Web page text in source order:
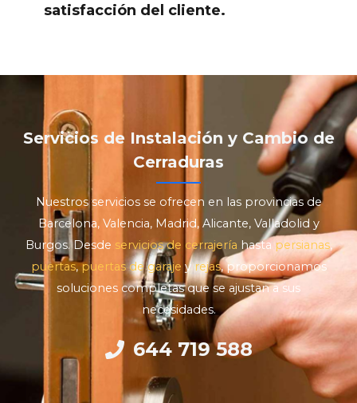
satisfacción del cliente.
Servicios de Instalación y Cambio de
Cerraduras
Nuestros servicios se ofrecen en las provincias de
Barcelona, Valencia, Madrid, Alicante, Valladolid y
Burgos. Desde servicios de cerrajería hasta persianas,
puertas,puertas de garaje yrejas, proporcionamos
soluciones completas que se ajustan a sus
necesidades.
644 719 588